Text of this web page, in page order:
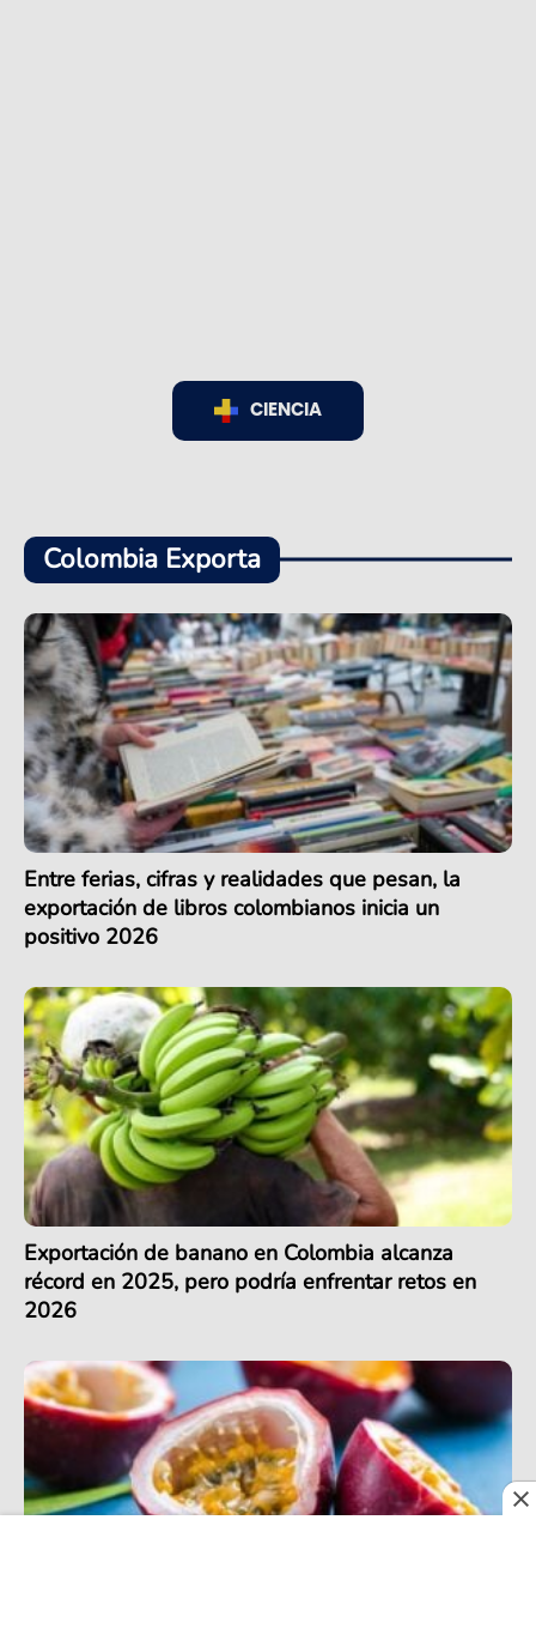
CIENCIA
Colombia Exporta
Entre ferias, cifras y realidades que pesan, la
exportación de libros colombianos inicia un
positivo 2026
Exportación de banano en Colombia alcanza
récord en 2025, pero podría enfrentar retos en
2026